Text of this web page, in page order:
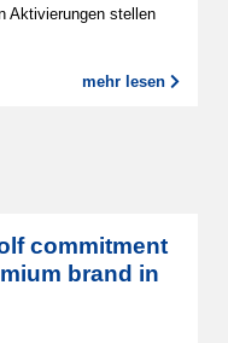
Aktivierungen stellen
mehr lesen
commitment
brand in